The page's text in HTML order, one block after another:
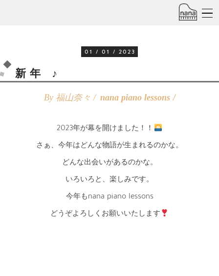
01 / 01 / 2023
新年 ♪
By 福山奈々 / nana piano lessons
2023年が幕を開けました！！
さぁ、今年はどんな物語が生まれるのかな。
どんな出会いがあるのかな。
いろいろと、楽しみです。
今年もnana piano lessons
どうぞよろしくお願いいたします